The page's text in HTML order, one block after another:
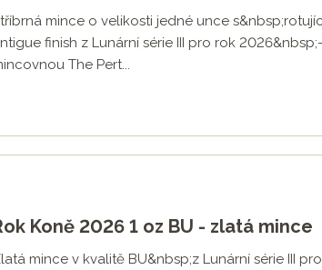
mince o velikosti jedné unce
finish z Lunární série III pro rok
The Pert...
Koně 2026 1 oz BU - zlatá mince
mince v kvalitě BU&nbsp;z Lunární série III